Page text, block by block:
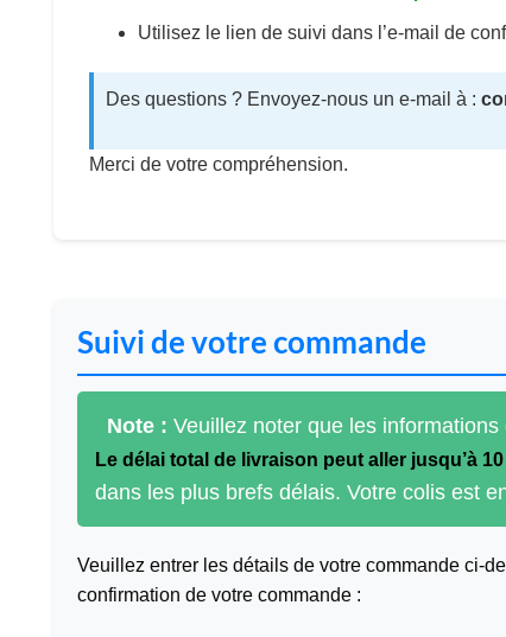
Utilisez le lien de suivi dans l’e-mail de
Des questions ? Envoyez-nous un e-mail à :
Merci de votre compréhension.
Suivi de votre commande
Note : Veuillez noter que les
Le délai total de livraison peut aller jusqu’à
dans les plus brefs délais. Votre colis est
Veuillez entrer les détails de votre commande ci-
confirmation de votre commande :